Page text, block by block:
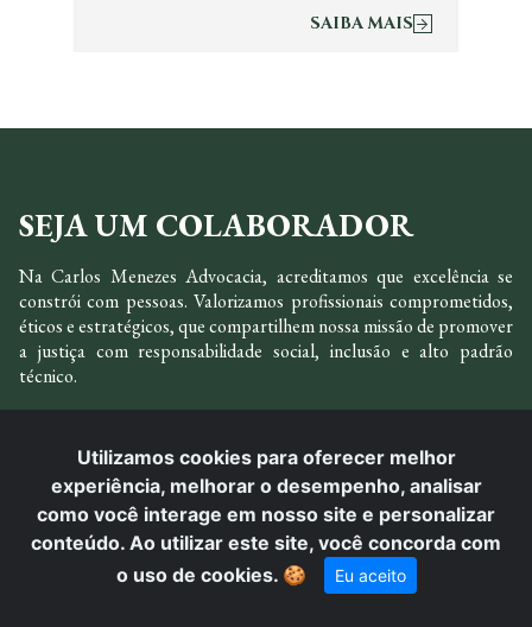
SAIBA MAIS
SEJA UM COLABORADOR
Na Carlos Menezes Advocacia, acreditamos que excelência se
constrói com pessoas. Valorizamos profissionais comprometidos,
éticos e estratégicos, que compartilhem nossa missão de promover
a justiça com responsabilidade social, inclusão e alto padrão
técnico.
diversidade e incentivo ao crescimento, se você deseja atuar em um
escritório que alia tradição jurídica, inovação, impacto social e
valorização humana, venha fazer parte da nossa equipe.
VENHA FAZER PARTE
Utilizamos cookies para oferecer melhor
experiência, melhorar o desempenho, analisar
como você interage em nosso site e personalizar
conteúdo. Ao utilizar este site, você concorda com
o uso de cookies. 🍪 Eu aceito